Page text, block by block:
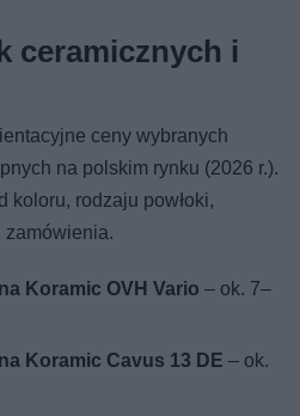
ceramicznych i
ceny wybranych
na polskim rynku (2026 r.).
koloru, rodzaju powłoki,
zamówienia.
Koramic OVH Vario – ok. 7–
Koramic Cavus 13 DE – ok.